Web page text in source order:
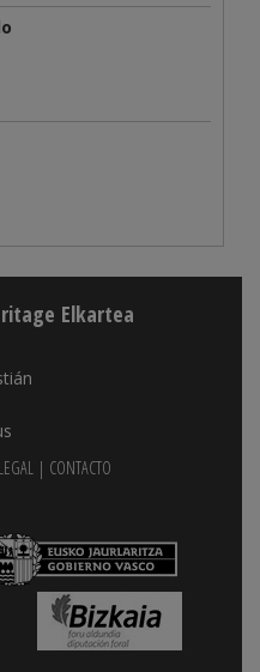
Elkartea
| CONTACTO